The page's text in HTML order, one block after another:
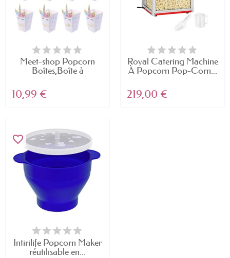
Meet-shop Popcorn
Boîtes,Boîte à
10,99 €
Royal Catering Machine
À Popcorn Pop-Corn...
219,00 €
favorite_border
Intirilife Popcorn Maker
réutilisable en...